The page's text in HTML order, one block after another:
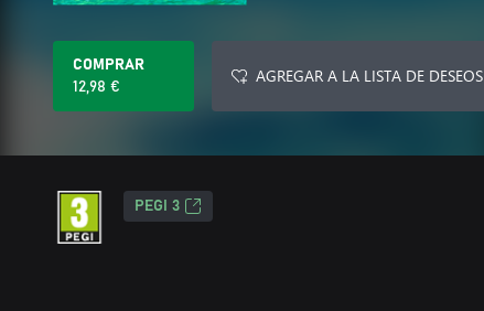
COMPRAR
12,98 €
AGREGAR A LA LISTA DE DESEOS
PEGI 3